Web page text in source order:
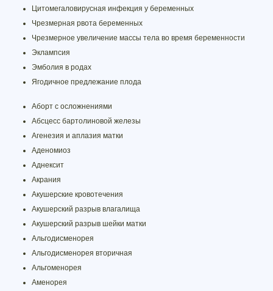
Цитомегаловирусная инфекция у беременных
Чрезмерная рвота беременных
Чрезмерное увеличение массы тела во время беременности
Эклампсия
Эмболия в родах
Ягодичное предлежание плода
Аборт с осложнениями
Абсцесс бартолиновой железы
Агенезия и аплазия матки
Аденомиоз
Аднексит
Акрания
Акушерские кровотечения
Акушерский разрыв влагалища
Акушерский разрыв шейки матки
Альгодисменорея
Альгодисменорея вторичная
Альгоменорея
Аменорея